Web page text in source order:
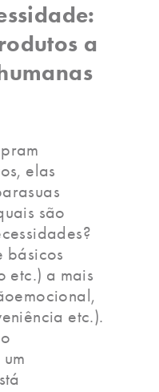
a
elas
são
básicos
etc.) a mais
etc.).